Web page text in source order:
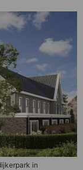
in